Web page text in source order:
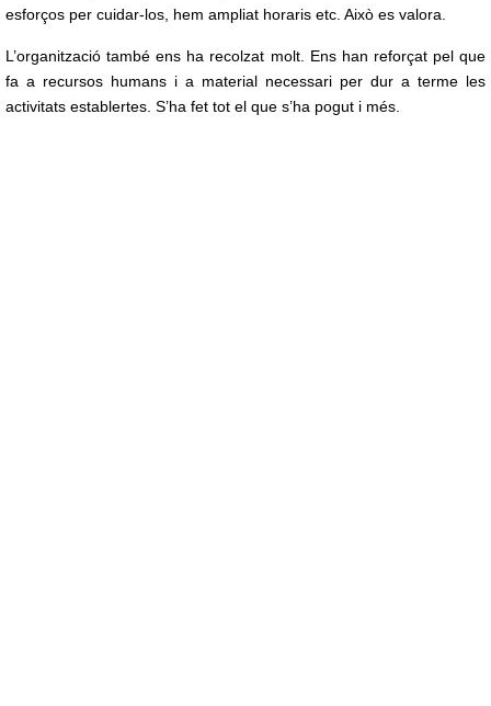
esforços per cuidar-los, hem ampliat horaris etc. Això es valora.
L’organització també ens ha recolzat molt. Ens han reforçat pel que
fa a recursos humans i a material necessari per dur a terme les
activitats establertes. S’ha fet tot el que s’ha pogut i més.